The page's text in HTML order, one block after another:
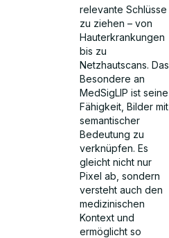
relevante Schlüsse
zu ziehen – von
Hauterkrankungen
bis zu
Netzhautscans. Das
Besondere an
MedSigLIP ist seine
Fähigkeit, Bilder mit
semantischer
Bedeutung zu
verknüpfen. Es
gleicht nicht nur
Pixel ab, sondern
versteht auch den
medizinischen
Kontext und
ermöglicht so